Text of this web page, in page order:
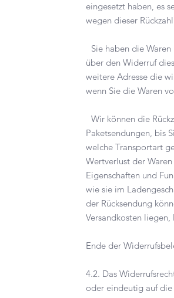
eingesetzt haben, es
wegen dieser
Sie haben die
über den Widerruf
weitere Adresse die
wenn Sie die Waren
Wir können die
Paketsendungen, bis
welche Transportart
Wertverlust der
Eigenschaften und
wie sie im
der Rücksendung
Versandkosten
Ende der
4.2. Das
oder eindeutig auf